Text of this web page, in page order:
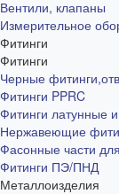
Вентили, клапаны
Измерительное
Фитинги
Фитинги
Черные
Фитинги PPRC
Фитинги латунные
Нержавеющие
Фасонные части
Фитинги ПЭ/ПНД
Металлоизделия